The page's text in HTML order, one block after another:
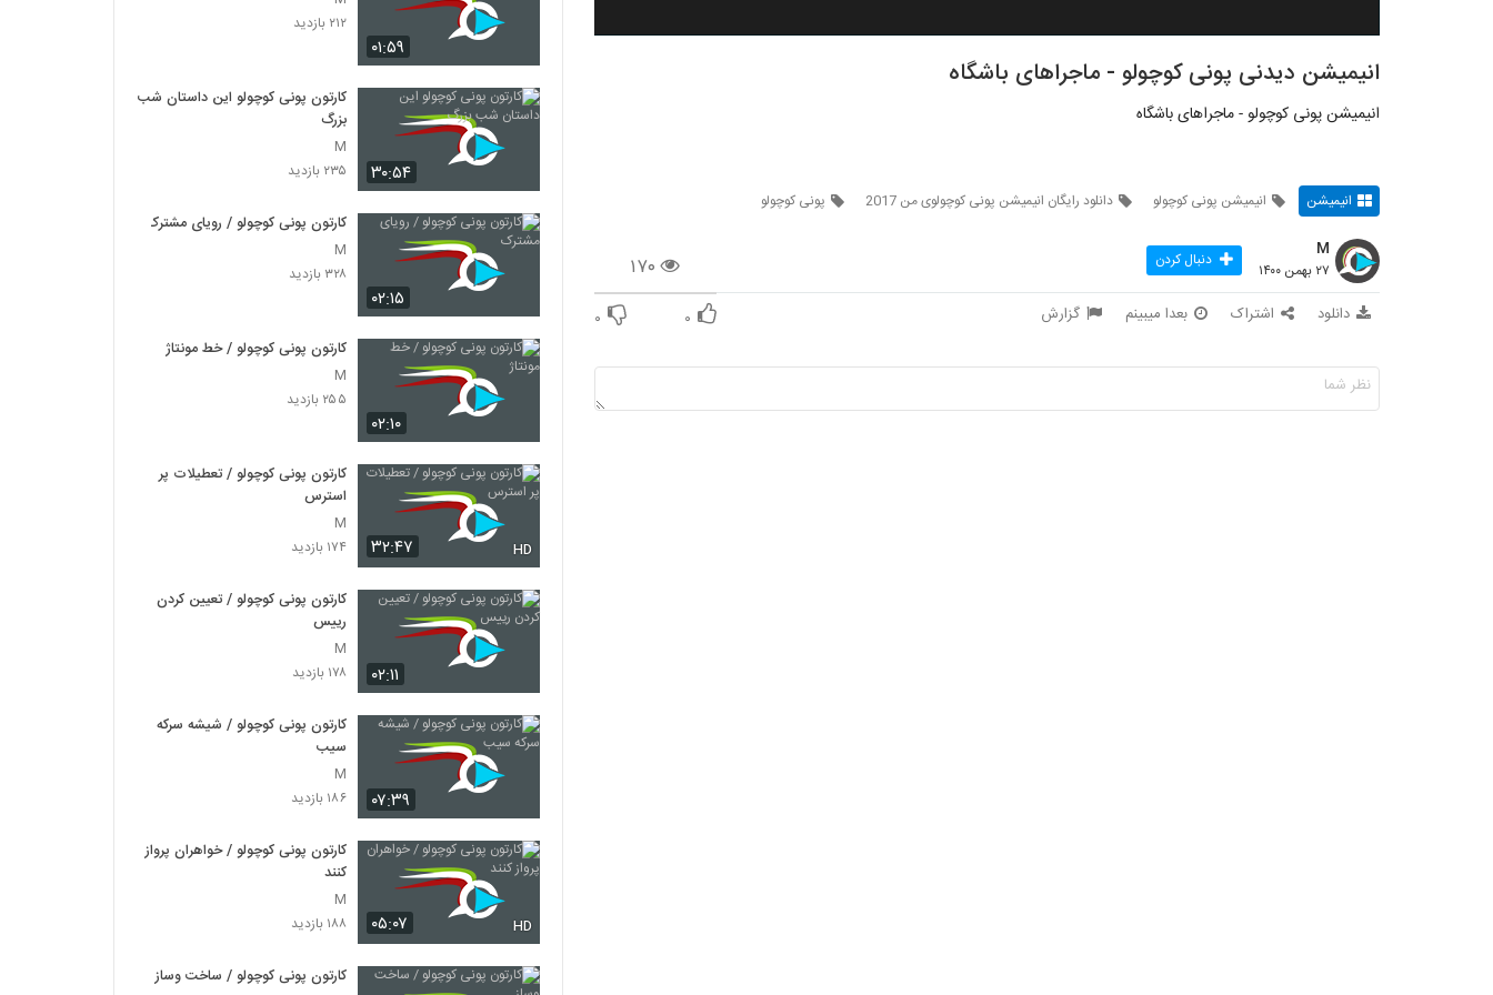
انیمیشن دیدنی پونی کوچولو - ماجراهای باشگاه
انیمیشن پونی کوچولو - ماجراهای باشگاه
انیمیشن انیمیشن پونی کوچولو دانلود رایگان انیمیشن پونی کوچولوی من 2017 پونی کوچولو
۱۷۰
M
۲۷ بهمن ۱۴۰۰ دنبال کردن
دانلود اشتراک بعدا میبینم گزارش ۰ ۰
۰۱:۵۹
۲۱۲ بازدید
۳۰:۵۴
کارتون پونی کوچولو این داستان شب
بزرگ
M
۲۳۵ بازدید
۰۲:۱۵
کارتون پونی کوچولو / رویای مشترک
M
۳۲۸ بازدید
۰۲:۱۰
کارتون پونی کوچولو / خط مونتاژ
M
۲۵۵ بازدید
۳۲:۴۷ HD
کارتون پونی کوچولو / تعطیلات پر
استرس
M
۱۷۴ بازدید
۰۲:۱۱
کارتون پونی کوچولو / تعیین کردن
رییس
M
۱۷۸ بازدید
۰۷:۳۹
کارتون پونی کوچولو / شیشه سرکه
سیب
M
۱۸۶ بازدید
۰۵:۰۷ HD
کارتون پونی کوچولو / خواهران پرواز
کنند
M
۱۸۸ بازدید
کارتون پونی کوچولو / ساخت وساز